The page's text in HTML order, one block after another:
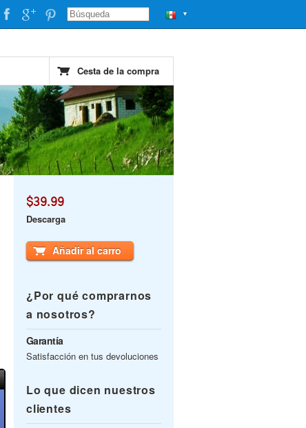
▼
Cesta de la compra
$39.99
Descarga
Añadir al carro
¿Por qué comprarnos
a nosotros?
Garantía
Satisfacción en tus devoluciones
Lo que dicen nuestros
clientes